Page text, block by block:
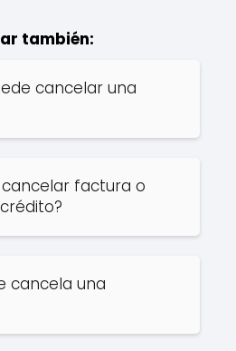
también:
cancelar una
factura o
cancela una